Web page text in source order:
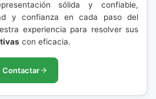
sólida y confiable,
y confianza en cada paso del
experiencia para resolver sus
con eficacia.
Contactar